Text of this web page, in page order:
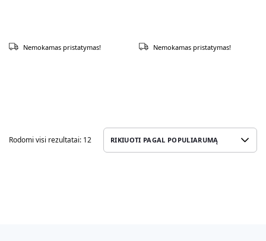
Nemokamas pristatymas! Nemokamas pristatymas!
Rodomi visi rezultatai: 12